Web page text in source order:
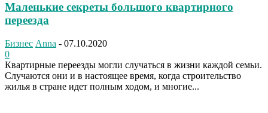
Маленькие секреты большого квартирного
переезда
Бизнес Anna - 07.10.2020
0
Квартирные переезды могли случаться в жизни каждой семьи.
Случаются они и в настоящее время, когда строительство
жилья в стране идет полным ходом, и многие...